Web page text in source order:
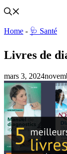
Home - 🩺 Santé
Livres de
mars 3, 2024